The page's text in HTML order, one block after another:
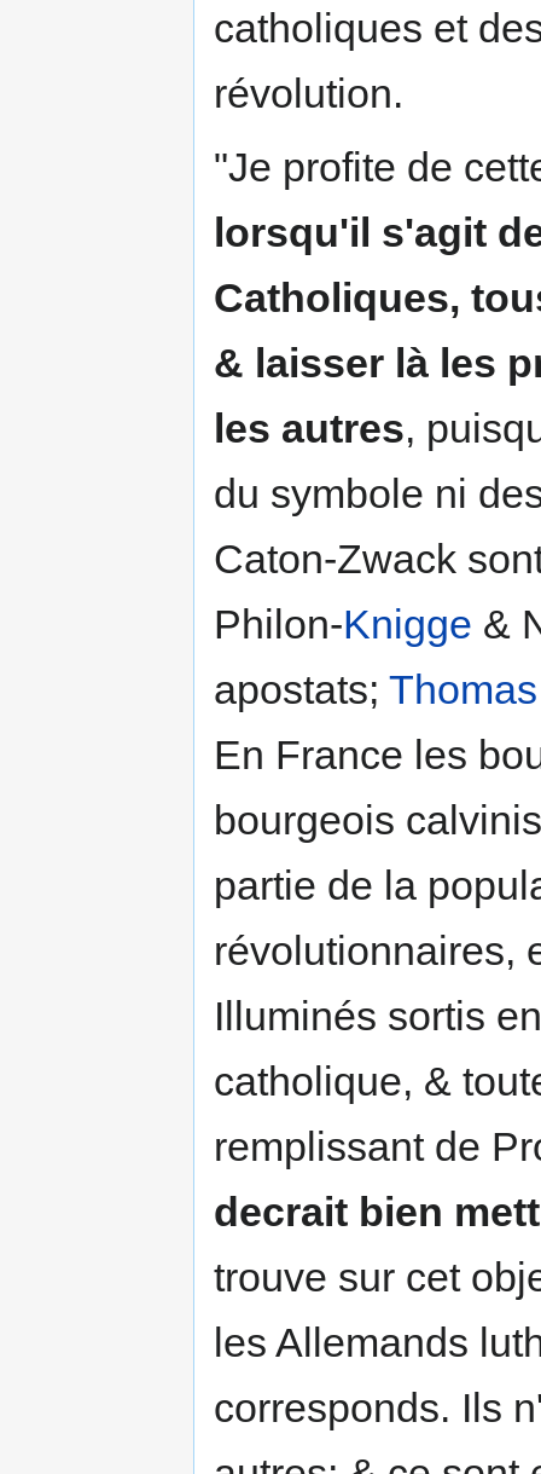
catholiques et
révolution.
"Je profite de
lorsqu'il s'agit
Catholiques,
& laisser là les
les autres,
du symbole ni
Caton-Zwack
Philon-Knigge &
apostats;
En France les
bourgeois
partie de la
révolutionnaires,
Illuminés sortis
catholique, &
remplissant de
decrait bien
trouve sur cet
les Allemands
corresponds. Ils